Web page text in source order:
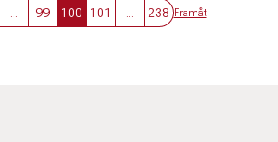
99 100 101 238 Framåt